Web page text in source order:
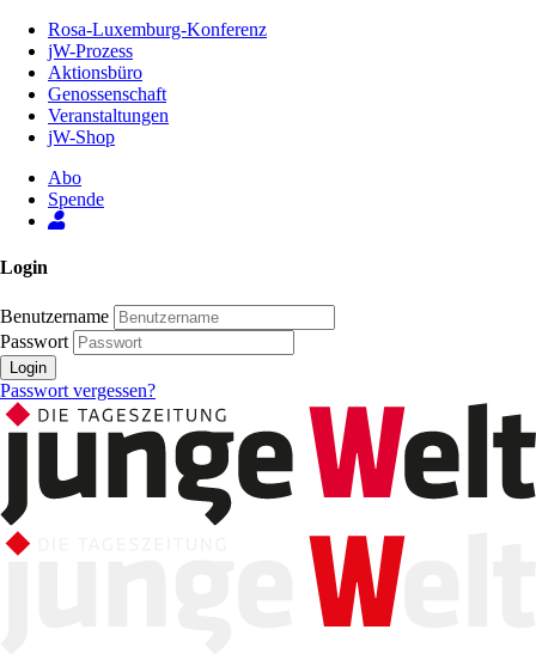
Inhalt
Seite
Rosa-Luxemburg-Konferenz
jW-Prozess
Aktionsbüro
Genossenschaft
Veranstaltungen
jW-Shop
Abo
Spende
Login
Benutzername
Passwort
Login
Passwort vergessen?